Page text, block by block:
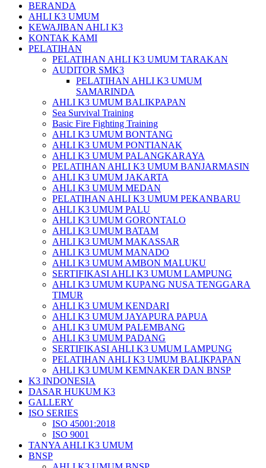
BERANDA
AHLI K3 UMUM
KEWAJIBAN AHLI K3
KONTAK KAMI
PELATIHAN
PELATIHAN AHLI K3 UMUM TARAKAN
AUDITOR SMK3
PELATIHAN AHLI K3 UMUM
SAMARINDA
AHLI K3 UMUM BALIKPAPAN
Sea Survival Training
Basic Fire Fighting Training
AHLI K3 UMUM BONTANG
AHLI K3 UMUM PONTIANAK
AHLI K3 UMUM PALANGKARAYA
PELATIHAN AHLI K3 UMUM BANJARMASIN
AHLI K3 UMUM JAKARTA
AHLI K3 UMUM MEDAN
PELATIHAN AHLI K3 UMUM PEKANBARU
AHLI K3 UMUM PALU
AHLI K3 UMUM GORONTALO
AHLI K3 UMUM BATAM
AHLI K3 UMUM MAKASSAR
AHLI K3 UMUM MANADO
AHLI K3 UMUM AMBON MALUKU
SERTIFIKASI AHLI K3 UMUM LAMPUNG
AHLI K3 UMUM KUPANG NUSA TENGGARA
TIMUR
AHLI K3 UMUM KENDARI
AHLI K3 UMUM JAYAPURA PAPUA
AHLI K3 UMUM PALEMBANG
AHLI K3 UMUM PADANG
SERTIFIKASI AHLI K3 UMUM LAMPUNG
PELATIHAN AHLI K3 UMUM BALIKPAPAN
AHLI K3 UMUM KEMNAKER DAN BNSP
K3 INDONESIA
DASAR HUKUM K3
GALLERY
ISO SERIES
ISO 45001:2018
ISO 9001
TANYA AHLI K3 UMUM
BNSP